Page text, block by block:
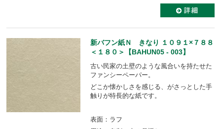
新バフン紙Ｎ きなり １０９１×７８８
＜１８０＞【BAHUN05 - 003】
古い民家の土壁のような風合いを持たせた
ファンシーペーパー。
どこか懐かしさを感じる、がさっとした手
触りが特長的な紙です。
表面：ラフ